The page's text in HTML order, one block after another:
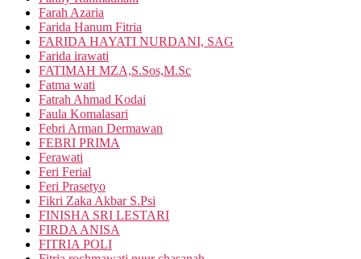
Farah Azaria
Farida Hanum Fitria
FARIDA HAYATI NURDANI, SAG
Farida irawati
FATIMAH MZA,S.Sos,M.Sc
Fatma wati
Fatrah Ahmad Kodai
Faula Komalasari
Febri Arman Dermawan
FEBRI PRIMA
Ferawati
Feri Ferial
Feri Prasetyo
Fikri Zaka Akbar S.Psi
FINISHA SRI LESTARI
FIRDA ANISA
FITRIA POLI